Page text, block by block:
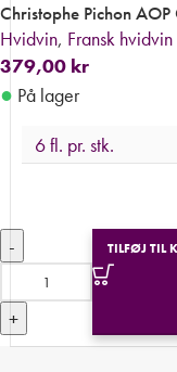
Christophe Pichon
Hvidvin, Fransk hvidvin
379,00 kr
● På lager
6 fl. pr. stk.
-
+
TILFØJ TIL